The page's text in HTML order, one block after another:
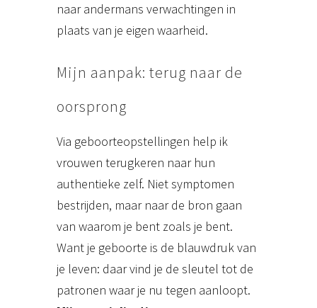
naar andermans verwachtingen in
plaats van je eigen waarheid.
Mijn aanpak: terug naar de
oorsprong
Via geboorteopstellingen help ik
vrouwen terugkeren naar hun
authentieke zelf. Niet symptomen
bestrijden, maar naar de bron gaan
van waarom je bent zoals je bent.
Want je geboorte is de blauwdruk van
je leven: daar vind je de sleutel tot de
patronen waar je nu tegen aanloopt.